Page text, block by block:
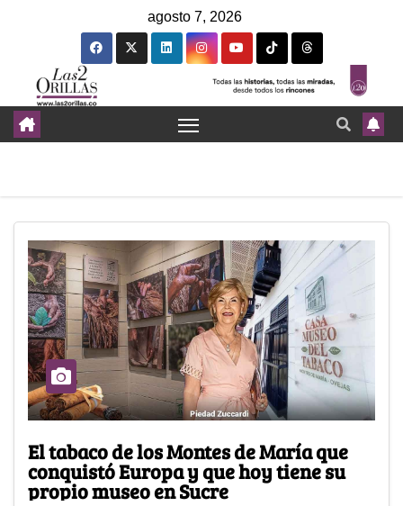
agosto 7, 2026
El tabaco de los Montes de María que
conquistó Europa y que hoy tiene su
propio museo en Sucre